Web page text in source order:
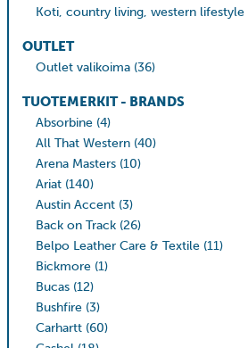
Koti, country living, western lifestyle
OUTLET
Outlet valikoima (36)
TUOTEMERKIT - BRANDS
Absorbine (4)
All That Western (40)
Arena Masters (10)
Ariat (140)
Austin Accent (3)
Back on Track (26)
Belpo Leather Care & Textile (11)
Bickmore (1)
Bucas (12)
Bushfire (3)
Carhartt (60)